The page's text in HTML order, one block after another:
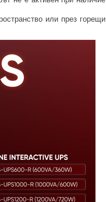
или през горещи